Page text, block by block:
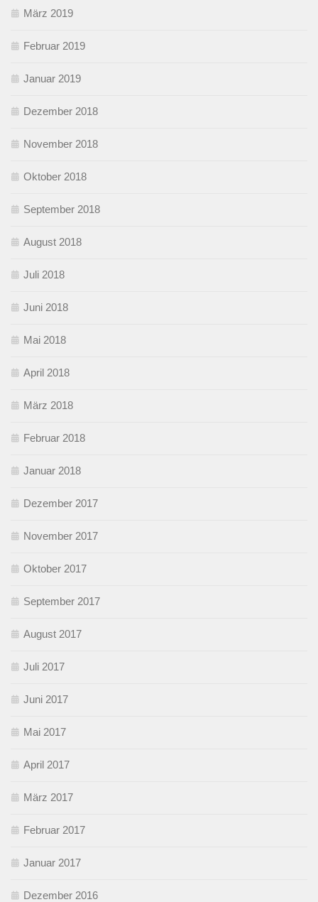
März 2019
Februar 2019
Januar 2019
Dezember 2018
November 2018
Oktober 2018
September 2018
August 2018
Juli 2018
Juni 2018
Mai 2018
April 2018
März 2018
Februar 2018
Januar 2018
Dezember 2017
November 2017
Oktober 2017
September 2017
August 2017
Juli 2017
Juni 2017
Mai 2017
April 2017
März 2017
Februar 2017
Januar 2017
Dezember 2016